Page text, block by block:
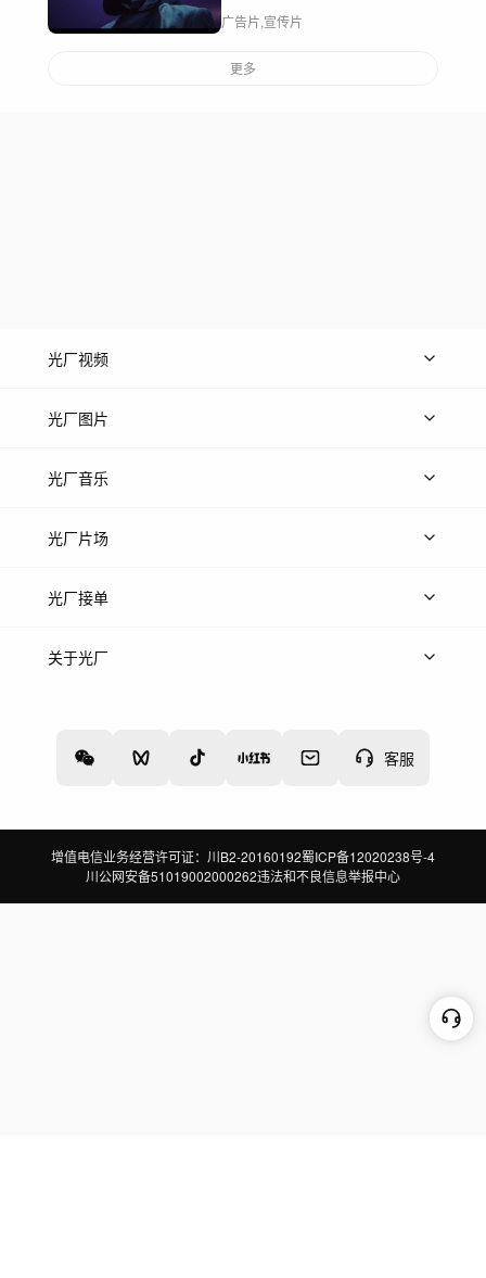
广告片,宣传片
更多
客服
光厂视频
上传视频
光厂图片
上传图片
光厂音乐
热门音乐
光厂片场
上传案例
光厂接单
上架服务
关于光厂
增值电信业务经营许可证：川B2-20160192蜀ICP备12020238号-4
川公网安备51019002000262违法和不良信息举报中心